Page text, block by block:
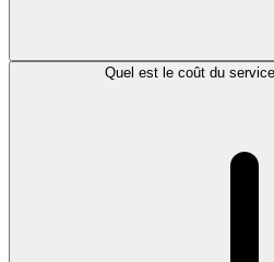
Quel est le coût du